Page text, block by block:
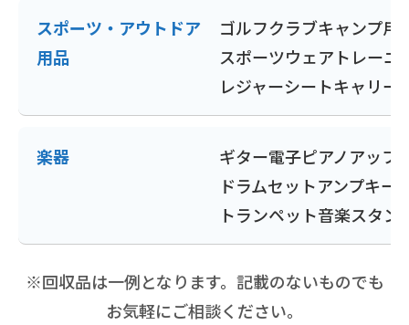
スポーツ・アウトドア
用品
ゴルフクラブキャンプ用
スポーツウェア トレーニ
レジャーシートキャリー
楽器 ギター電子ピアノアップ
ドラムセットアンプキー
トランペット音楽スタン
※回収品は一例となります。記載のないものでも
お気軽にご相談ください。